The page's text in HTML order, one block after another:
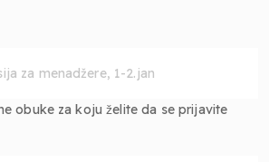
obuke za koju želite da se prijavite